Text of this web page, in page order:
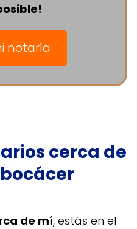
notaría
cerca de
de mí, estás en el